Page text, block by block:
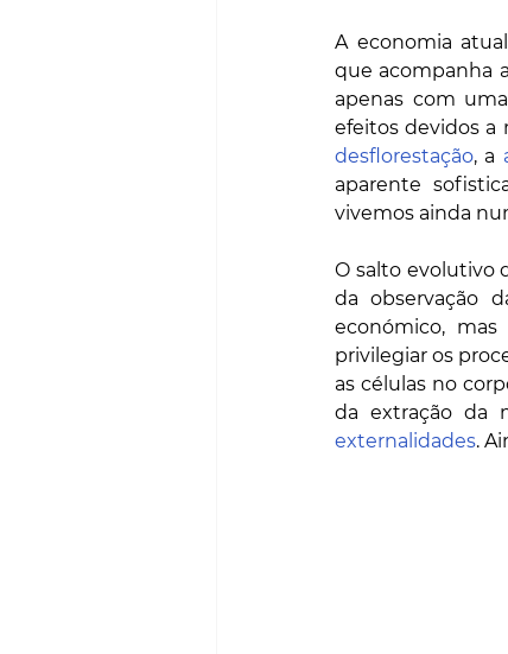
A economia
que acompanha
apenas com
efeitos devidos a
desflorestação, a
aparente
vivemos ainda
O salto evolutivo
da observação
económico,
privilegiar os
as células no
externalidades.